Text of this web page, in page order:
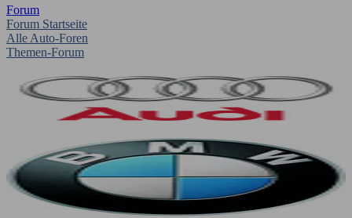
Forum
Forum Startseite
Alle Auto-Foren
Themen-Forum